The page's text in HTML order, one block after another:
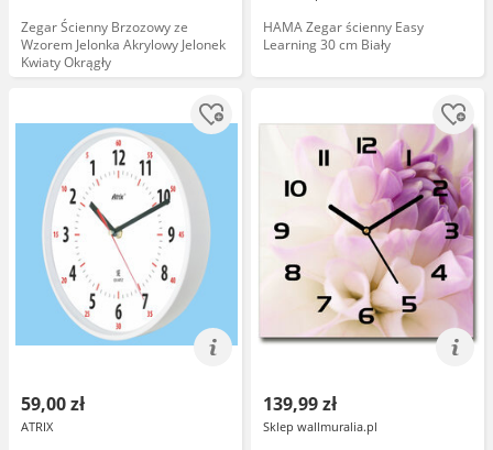
Zegar Ścienny Brzozowy ze
Wzorem Jelonka Akrylowy Jelonek
Kwiaty Okrągły
HAMA Zegar ścienny Easy
Learning 30 cm Biały
59,00 zł
ATRIX
139,99 zł
Sklep wallmuralia.pl